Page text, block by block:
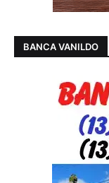
BANCA VANILDO